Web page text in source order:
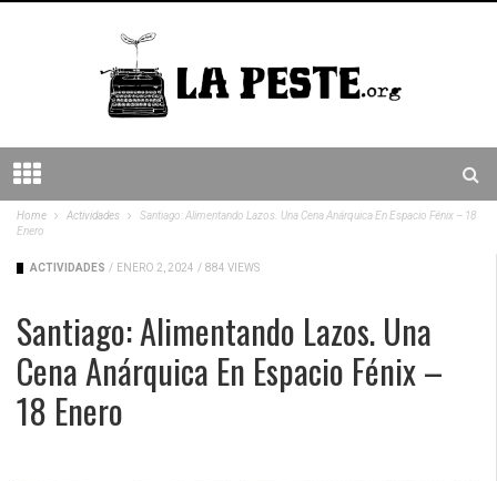
Home Actividades
Santiago: Alimentando Lazos. Una Cena Anárquica En Espacio Fénix – 18
Enero
ACTIVIDADES / ENERO 2, 2024 / 884 VIEWS
Santiago: Alimentando Lazos. Una
Cena Anárquica En Espacio Fénix –
18 Enero